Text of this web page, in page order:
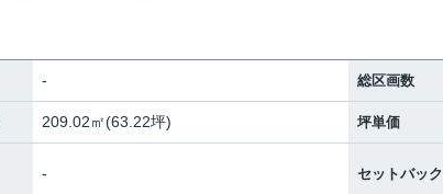
- 総区画数
209.02㎡(63.22坪) 坪単価
- セットバック